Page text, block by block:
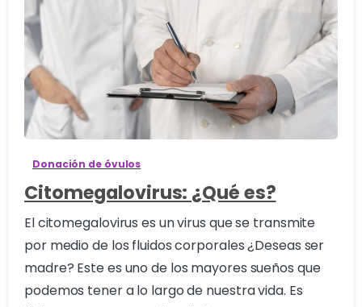
0
Donación de óvulos
Citomegalovirus: ¿Qué es?
El citomegalovirus es un virus que se transmite
por medio de los fluidos corporales ¿Deseas ser
madre? Este es uno de los mayores sueños que
podemos tener a lo largo de nuestra vida. Es